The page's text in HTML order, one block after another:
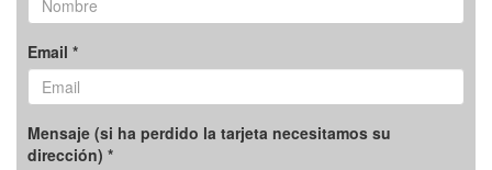
Email *
Mensaje (si ha perdido la tarjeta necesitamos su
dirección) *